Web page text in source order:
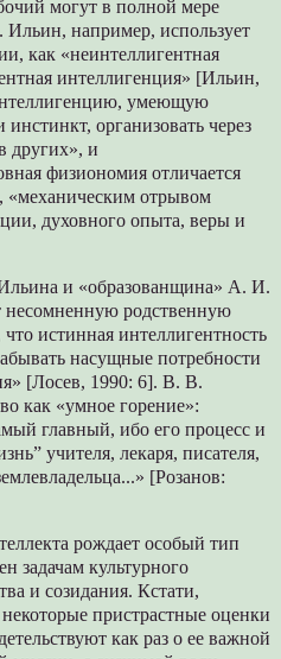
могут в полной мере
Ильин, например, использует
как «неинтеллигентная
интеллигенция» [Ильин,
умеющую
организовать через
других», и
физиономия отличается
«механическим отрывом
духовного опыта, веры и
и «образованщина» А. И.
родственную
истинная интеллигентность
насущные потребности
[Лосев, 1990: 6]. В. В.
как «умное горение»:
главный, ибо его процесс и
учителя, лекаря, писателя,
[Розанов:
рождает особый тип
задачам культурного
и созидания. Кстати,
пристрастные оценки
как раз о ее важной